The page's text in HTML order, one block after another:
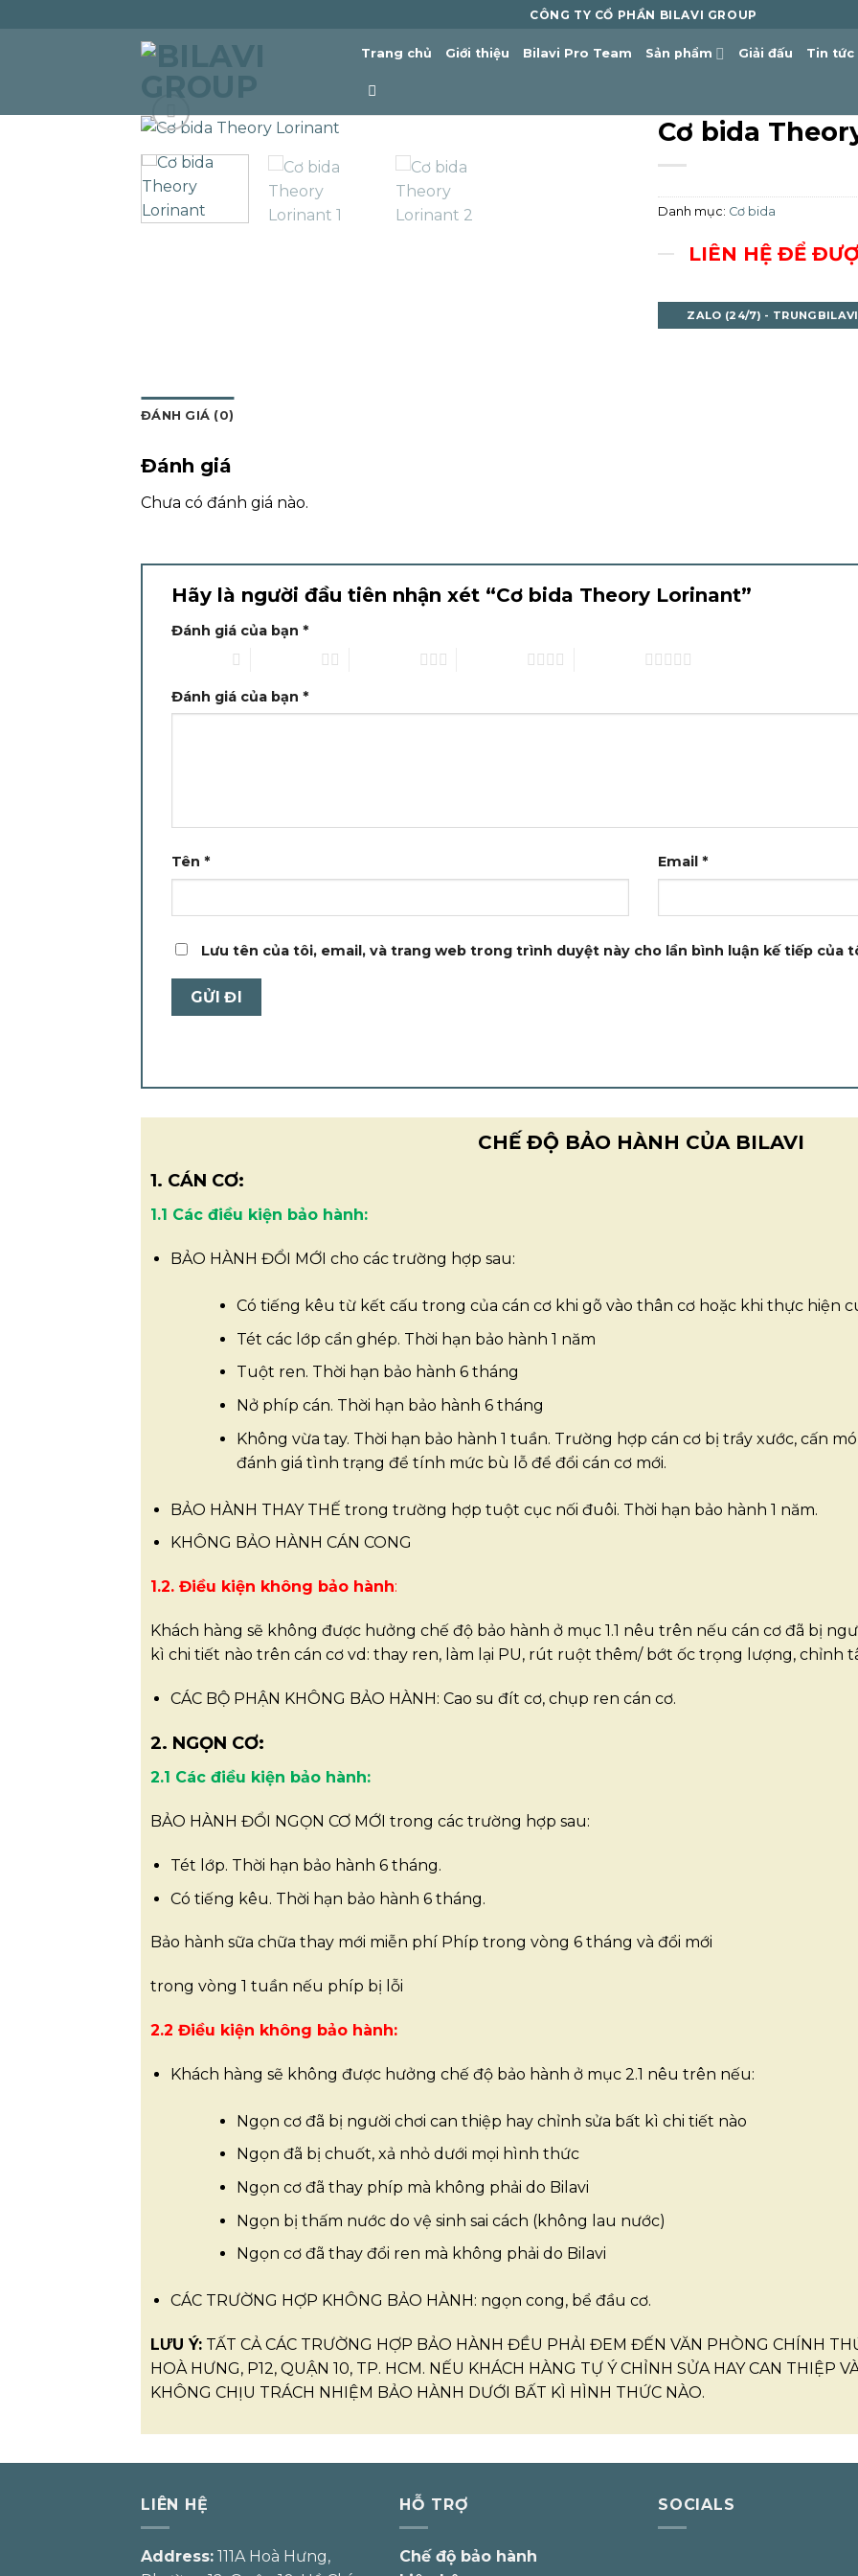
CÔNG TY CỔ PHẦN BILAVI GROUP
Trang chủ Giới thiệu Bilavi Pro Team Sản phẩm Giải đấu Tin tức
Cơ bida
Danh mục: Cơ bida
LIÊN HỆ ĐỂ
ZALO (24/7) - TRUNGBILAVI
ĐÁNH GIÁ (0)
Đánh giá
Chưa có đánh giá nào.
Hãy là người đầu tiên nhận xét “Cơ bida Theory Lorinant”
Đánh giá của bạn *
Đánh giá của bạn *
Tên * Email *
Lưu tên của tôi, email, và trang web trong trình duyệt này cho lần bình luận kế tiếp của
CHẾ ĐỘ BẢO HÀNH CỦA BILAVI
1. CÁN CƠ:
1.1 Các điều kiện bảo hành:
BẢO HÀNH ĐỔI MỚI cho các trường hợp sau:
Có tiếng kêu từ kết cấu trong của cán cơ khi gõ vào thân cơ hoặc khi thực hiện
Tét các lớp cẩn ghép. Thời hạn bảo hành 1 năm
Tuột ren. Thời hạn bảo hành 6 tháng
Nở phíp cán. Thời hạn bảo hành 6 tháng
Không vừa tay. Thời hạn bảo hành 1 tuần. Trường hợp cán cơ bị trầy xước, cấn
đánh giá tình trạng để tính mức bù lỗ để đổi cán cơ mới.
BẢO HÀNH THAY THẾ trong trường hợp tuột cục nối đuôi. Thời hạn bảo hành 1 năm.
KHÔNG BẢO HÀNH CÁN CONG
1.2. Điều kiện không bảo hành:
Khách hàng sẽ không được hưởng chế độ bảo hành ở mục 1.1 nêu trên nếu cán cơ đã bị
kì chi tiết nào trên cán cơ vd: thay ren, làm lại PU, rút ruột thêm/ bớt ốc trọng lượng, chỉnh
CÁC BỘ PHẬN KHÔNG BẢO HÀNH: Cao su đít cơ, chụp ren cán cơ.
2. NGỌN CƠ:
2.1 Các điều kiện bảo hành:
BẢO HÀNH ĐỔI NGỌN CƠ MỚI trong các trường hợp sau:
Tét lớp. Thời hạn bảo hành 6 tháng.
Có tiếng kêu. Thời hạn bảo hành 6 tháng.
Bảo hành sữa chữa thay mới miễn phí Phíp trong vòng 6 tháng và đổi mới
trong vòng 1 tuần nếu phíp bị lỗi
2.2 Điều kiện không bảo hành:
Khách hàng sẽ không được hưởng chế độ bảo hành ở mục 2.1 nêu trên nếu:
Ngọn cơ đã bị người chơi can thiệp hay chỉnh sửa bất kì chi tiết nào
Ngọn đã bị chuốt, xả nhỏ dưới mọi hình thức
Ngọn cơ đã thay phíp mà không phải do Bilavi
Ngọn bị thấm nước do vệ sinh sai cách (không lau nước)
Ngọn cơ đã thay đổi ren mà không phải do Bilavi
CÁC TRƯỜNG HỢP KHÔNG BẢO HÀNH: ngọn cong, bể đầu cơ.
LƯU Ý: TẤT CẢ CÁC TRƯỜNG HỢP BẢO HÀNH ĐỀU PHẢI ĐEM ĐẾN VĂN PHÒNG CHÍNH
HOÀ HƯNG, P12, QUẬN 10, TP. HCM. NẾU KHÁCH HÀNG TỰ Ý CHỈNH SỬA HAY CAN THIỆP
KHÔNG CHỊU TRÁCH NHIỆM BẢO HÀNH DƯỚI BẤT KÌ HÌNH THỨC NÀO.
LIÊN HỆ
Address: 111A Hoà Hưng,
HỖ TRỢ
Chế độ bảo hành
SOCIALS